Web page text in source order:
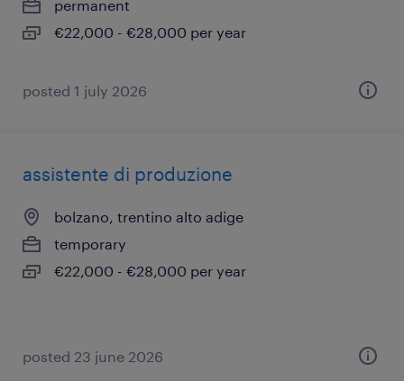
permanent
€22,000 - €28,000 per year
posted 1 july 2026
assistente di produzione
bolzano, trentino alto adige
temporary
€22,000 - €28,000 per year
posted 23 june 2026